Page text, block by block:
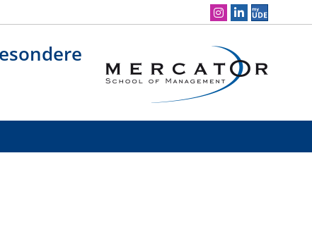
Social Media Navigation